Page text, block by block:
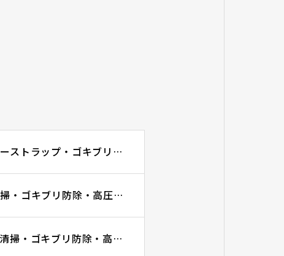
高圧洗浄が必要になるケースについて｜名古屋市でグリーストラップ・ゴキブリ防除・高圧洗浄ならGRITに
スタッフに清掃させる隠れコスト｜グリーストラップ清掃・ゴキブリ防除・高圧洗浄ならGRITに
深型グリーストラップはなぜ大変？｜グリーストラップ清掃・ゴキブリ防除・高圧洗浄ならGRITに